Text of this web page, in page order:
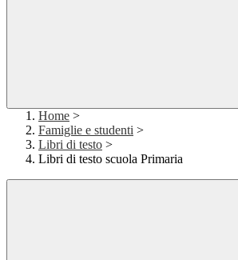
Home >
Famiglie e studenti >
Libri di testo >
Libri di testo scuola Primaria